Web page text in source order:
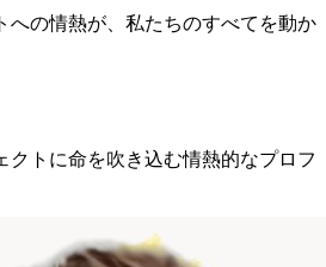
への情熱が、私たちのすべてを動か
クトに命を吹き込む情熱的なプロフ